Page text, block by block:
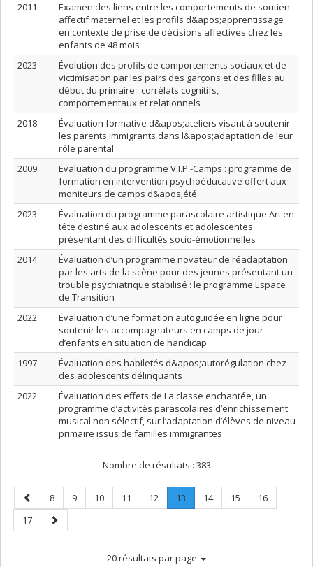
2011
Examen des liens entre les comportements de soutien
affectif maternel et les profils d&apos;apprentissage
en contexte de prise de décisions affectives chez les
enfants de 48 mois
2023
Évolution des profils de comportements sociaux et de
victimisation par les pairs des garçons et des filles au
début du primaire : corrélats cognitifs,
comportementaux et relationnels
2018
Évaluation formative d&apos;ateliers visant à soutenir
les parents immigrants dans l&apos;adaptation de leur
rôle parental
2009
Évaluation du programme V.I.P.-Camps : programme de
formation en intervention psychoéducative offert aux
moniteurs de camps d&apos;été
2023
Évaluation du programme parascolaire artistique Art en
tête destiné aux adolescents et adolescentes
présentant des difficultés socio-émotionnelles
2014
Évaluation d’un programme novateur de réadaptation
par les arts de la scène pour des jeunes présentant un
trouble psychiatrique stabilisé : le programme Espace
de Transition
2022
Évaluation d’une formation autoguidée en ligne pour
soutenir les accompagnateurs en camps de jour
d’enfants en situation de handicap
1997
Évaluation des habiletés d&apos;autorégulation chez
des adolescents délinquants
2022
Évaluation des effets de La classe enchantée, un
programme d’activités parascolaires d’enrichissement
musical non sélectif, sur l’adaptation d’élèves de niveau
primaire issus de familles immigrantes
Nombre de résultats : 383
Page
précédente
Page
8 Page
9 Page
10 Page
11 Page
12 Page
13
Page
Page
14 Page
15 Page
16
Page
17
Page
suivante
20 résultats par page